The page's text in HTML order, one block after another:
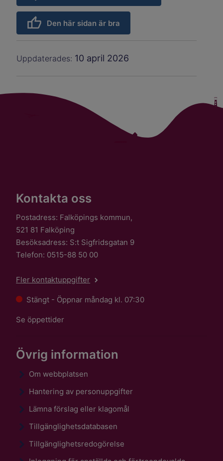
Den här sidan är bra
Uppdaterades: 10 april 2026
Kontakta oss
Postadress: Falköpings kommun,
521 81 Falköping
Besöksadress: S:t Sigfridsgatan 9
Telefon: 0515-88 50 00
Fler kontaktuppgifter
Stängt - Öppnar måndag kl. 07:30
Se öppettider
Övrig information
Om webbplatsen
Hantering av personuppgifter
Lämna förslag eller klagomål
Tillgänglighetsdatabasen
Tillgänglighetsredogörelse